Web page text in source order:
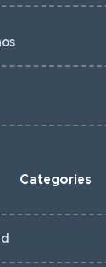
Categories